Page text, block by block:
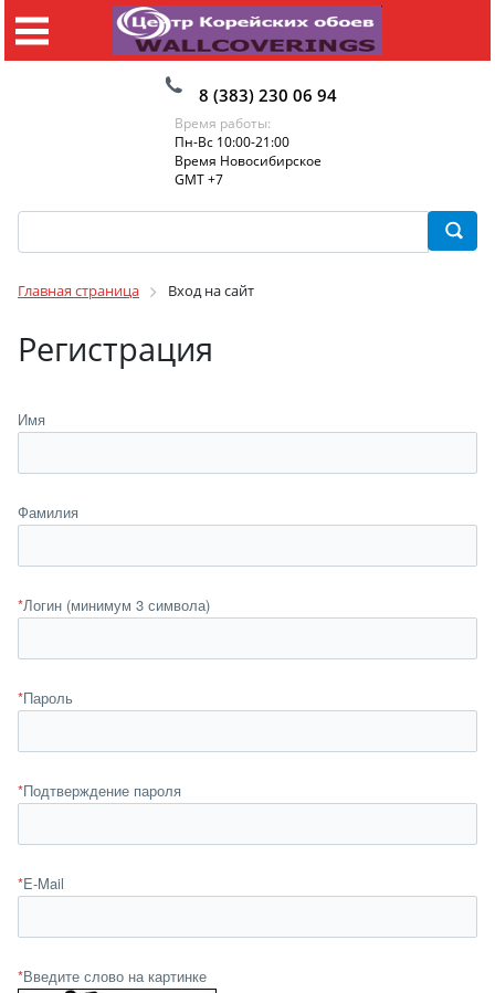
8 (383) 230 06 94
Время работы:
Пн-Вс 10:00-21:00
Время Новосибирское
GMT +7
Главная страница Вход на сайт
Регистрация
Имя
Фамилия
*Логин (минимум 3 символа)
*Пароль
*Подтверждение пароля
*E-Mail
*Введите слово на картинке